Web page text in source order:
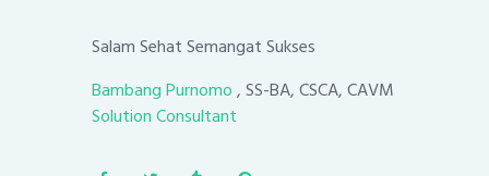
Salam Sehat Semangat Sukses
Bambang Purnomo, SS-BA, CSCA, CAVM
Solution Consultant